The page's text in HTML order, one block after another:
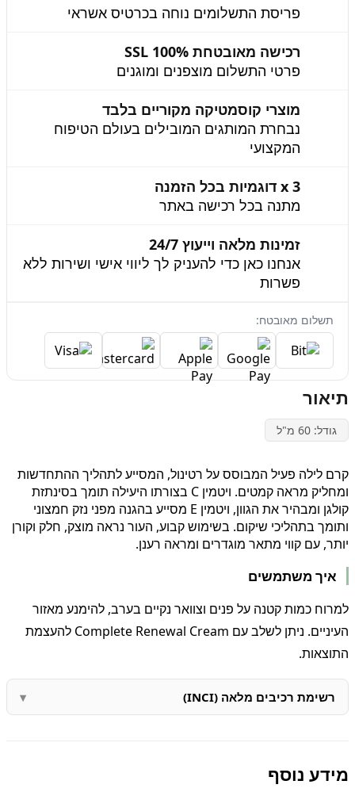
פריסת התשלומים נוחה בכרטיס אשראי
רכישה מאובטחת 100% SSL
פרטי התשלום מוצפנים ומוגנים
מוצרי קוסמטיקה מקוריים בלבד
נבחרת המותגים המובילים בעולם הטיפוח
המקצועי
3 x דוגמיות בכל הזמנה
מתנה בכל רכישה באתר
זמינות מלאה וייעוץ 24/7
אנחנו כאן כדי להעניק לך ליווי אישי ושירות ללא
פשרות
תשלום מאובטח:
תיאור
גודל: 60 מ"ל
קרם לילה פעיל המבוסס על רטינול, המסייע לתהליך ההתחדשות
ומחליק מראה קמטים. ויטמין C בצורתו היעילה תומך בסינתזת
קולגן ומבהיר את הגוון, ויטמין E מסייע בהגנה מפני נזק חמצוני
ותומך בתהליכי שיקום. בשימוש קבוע, העור נראה מוצק, חלק וקורן
יותר, עם קווי מתאר מוגדרים ומראה רענן.
איך משתמשים
למרוח כמות קטנה על פנים וצוואר נקיים בערב, להימנע מאזור
העיניים. ניתן לשלב עם Complete Renewal Cream להעצמת
התוצאות.
רשימת רכיבים מלאה (INCI)
מידע נוסף